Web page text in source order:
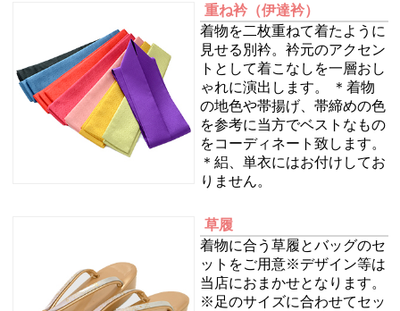
重ね衿（伊達衿）
着物を二枚重ねて着たように
見せる別衿。衿元のアクセン
トとして着こなしを一層おし
ゃれに演出します。 ＊着物
の地色や帯揚げ、帯締めの色
を参考に当方でベストなもの
をコーディネート致します。
＊絽、単衣にはお付けしてお
りません。
草履
着物に合う草履とバッグのセ
ットをご用意※デザイン等は
当店におまかせとなります。
※足のサイズに合わせてセッ